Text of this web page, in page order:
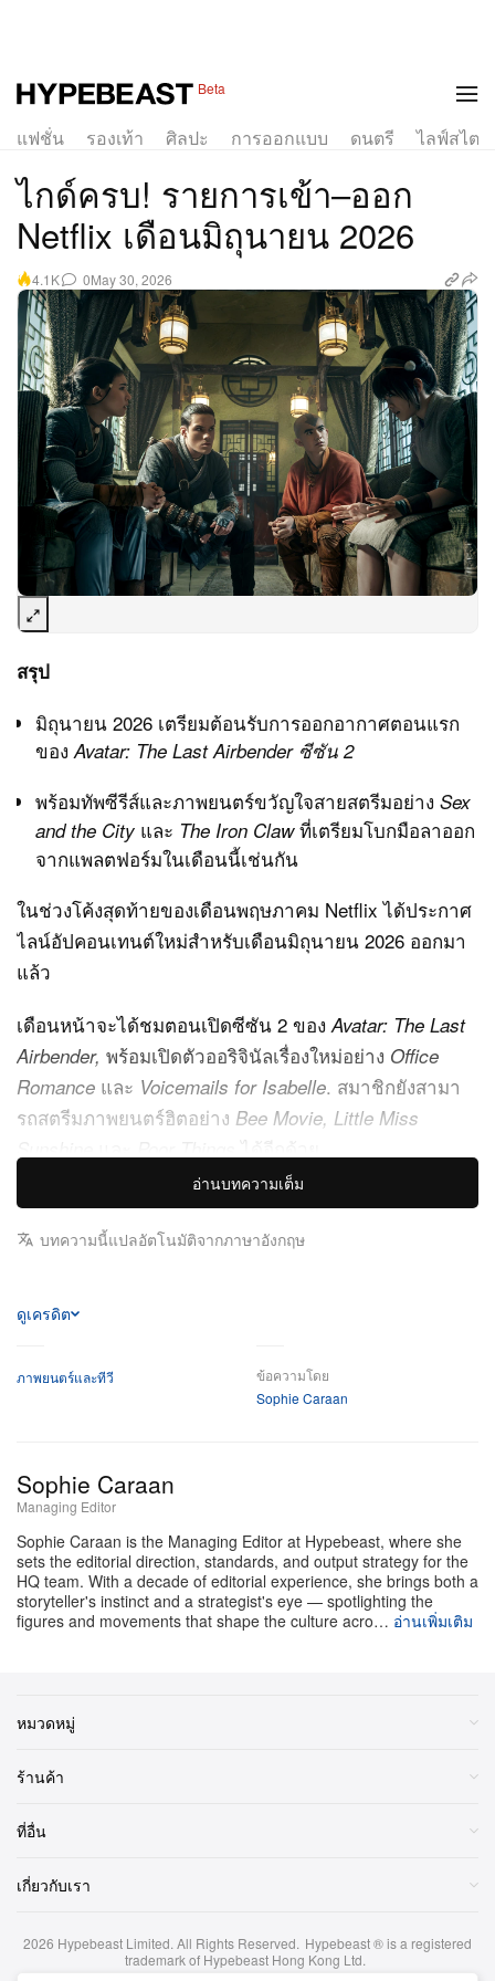
Beta
แฟชั่น รองเท้า ศิลปะ การออกแบบ ดนตรี ไลฟ์สไตล์
ไกด์ครบ! รายการเข้า–ออก
Netflix เดือนมิถุนายน 2026
4.1K 0May 30, 2026
สรุป
มิถุนายน 2026 เตรียมต้อนรับการออกอากาศตอนแรก
ของAvatar: The Last Airbender ซีซัน 2
พร้อมทัพซีรีส์และภาพยนตร์ขวัญใจสายสตรีมอย่าง Sex
and the City และ The Iron Clawที่เตรียมโบกมือลาออก
จากแพลตฟอร์มในเดือนนี้เช่นกัน
ในช่วงโค้งสุดท้ายของเดือนพฤษภาคม Netflix ได้ประกาศ
ไลน์อัปคอนเทนต์ใหม่สำหรับเดือนมิถุนายน 2026 ออกมา
แล้ว
เดือนหน้าจะได้ชมตอนเปิดซีซัน 2 ของAvatar: The Last
Airbender, พร้อมเปิดตัวออริจินัลเรื่องใหม่อย่าง Office
Romance และ Voicemails for Isabelle. สมาชิกยังสามา
รถสตรีมภาพยนตร์ฮิตอย่าง Bee Movie, Little Miss
ได้อีกด้วย
ส่วนเดือนมิถุนายนนี้จะเป็นโอกาสสุดท้ายในการสตรีม
เรื่องโปรดอย่างSex and the City,ไตรภาค
คอนเทนต์ใหม่ที่กำลังจะเข้า Netflix
Bee Movie
The Chronicles of Riddick
Cinderella Man
Creed
Father of the Bride
The Fault in Our Stars
The Hand that Rocks the Cradle
Hot Summer Nights
อ่านบทความเต็ม
บทความนี้แปลอัตโนมัติจากภาษาอังกฤษ
ดูเครดิต
ภาพยนตร์และทีวี
ข้อความโดย
Sophie Caraan
Sophie Caraan
Managing Editor
Sophie Caraan is the Managing Editor at Hypebeast, where she
sets the editorial direction, standards, and output strategy for the
HQ team. With a decade of editorial experience, she brings both a
storyteller's instinct and a strategist's eye — spotlighting the
figures and movements that shape the culture acro… อ่านเพิ่มเติม
หมวดหมู่
ร้านค้า
ที่อื่น
เกี่ยวกับเรา
2026 Hypebeast Limited. All Rights Reserved. Hypebeast ® is a registered
trademark of Hypebeast Hong Kong Ltd.